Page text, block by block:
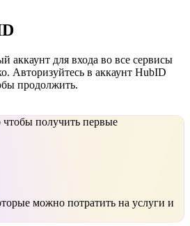
для входа во все сервисы
Авторизуйтесь в аккаунт HubID
продолжить.
получить первые
можно потратить на услуги и